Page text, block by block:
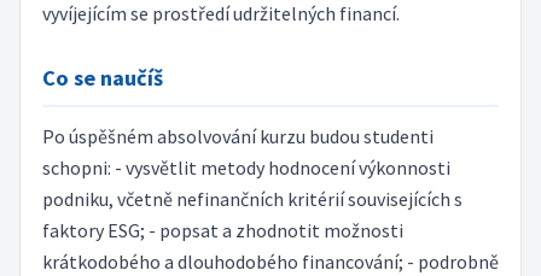
vyvíjejícím se prostředí udržitelných financí.
Co se naučíš
Po úspěšném absolvování kurzu budou studenti
schopni: - vysvětlit metody hodnocení výkonnosti
podniku, včetně nefinančních kritérií souvisejících s
faktory ESG; - popsat a zhodnotit možnosti
krátkodobého a dlouhodobého financování; - podrobně